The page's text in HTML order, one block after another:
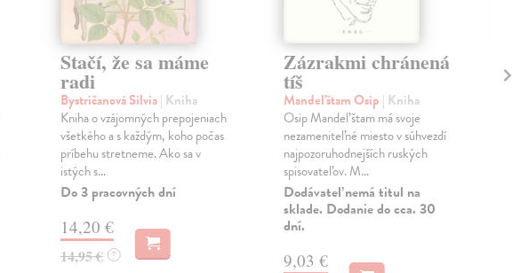
Stačí, že sa máme
radi
Bystričanová Silvia| Kniha
Kniha o vzájomných prepojeniach
všetkého a s každým, koho počas
príbehu stretneme. Ako sa v
istých s...
Do 3 pracovných dní
14,20 €
14,95 € ?
Zázrakmi chránená
tíš
Mandeľštam Osip | Kniha
Osip Mandeľštam má svoje
nezameniteľné miesto v súhvezdí
najpozoruhodnejších ruských
spisovateľov. M...
Dodávateľ nemá titul na
sklade. Dodanie do cca. 30
dní.
9,03 €